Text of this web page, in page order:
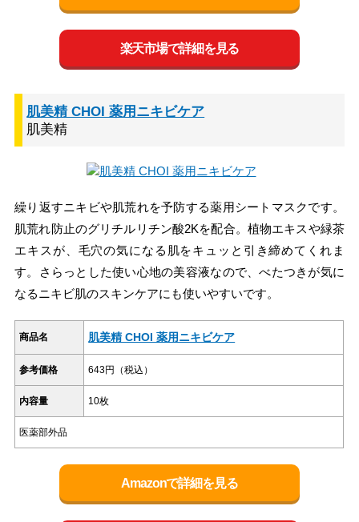
楽天市場で詳細を見る
肌美精 CHOI 薬用ニキビケア
肌美精
繰り返すニキビや肌荒れを予防する薬用シートマスクです。
肌荒れ防止のグリチルリチン酸2Kを配合。植物エキスや緑茶
エキスが、毛穴の気になる肌をキュッと引き締めてくれま
す。さらっとした使い心地の美容液なので、べたつきが気に
なるニキビ肌のスキンケアにも使いやすいです。
商品名 肌美精 CHOI 薬用ニキビケア
参考価格 643円（税込）
内容量 10枚
医薬部外品
Amazonで詳細を見る